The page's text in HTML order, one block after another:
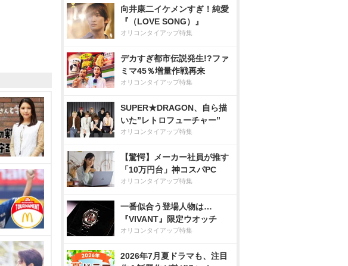
向井康二イケメンすぎ！純愛
『（LOVE SONG）』
オリコンタイアップ特集
デカすぎ都市伝説発生!?ファ
ミマ45％増量作戦再来
オリコンタイアップ特集
SUPER★DRAGON、自ら描
いた”レトロフューチャー”
オリコンタイアップ特集
【驚愕】メーカー社員が推す
「10万円台」神コスパPC
オリコンタイアップ特集
一番似合う登場人物は…
『VIVANT』限定ウオッチ
オリコンタイアップ特集
2026年7月夏ドラマも、注目